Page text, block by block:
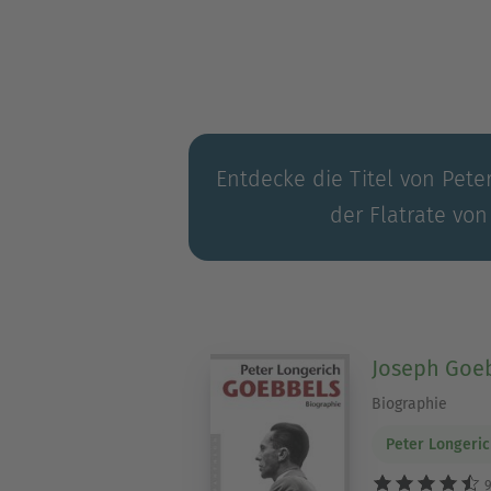
»Hitler« (2015) fanden
»Antisemitismus. Eine
Entdecke die Titel von
der Flatrate von
Joseph
Biographie
Peter